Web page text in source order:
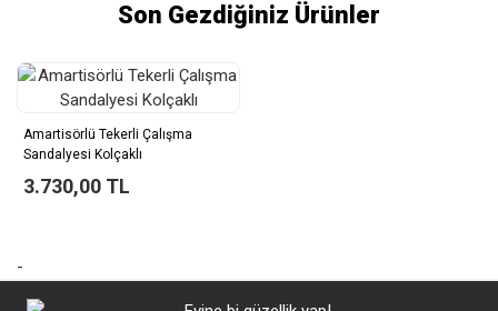
Son Gezdiğiniz Ürünler
Amartisörlü Tekerli Çalışma
Sandalyesi Kolçaklı
3.730,00 TL
-